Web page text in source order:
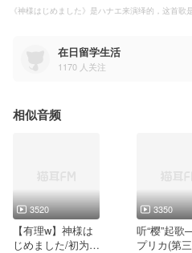
《神様はじめました》是ハナエ来演绎的，这首
在日留学生活
1170 人关注
相似音频
3520
【有理w】神様は
じめました/初为神
3350
听“樱”起
プリカ(第三